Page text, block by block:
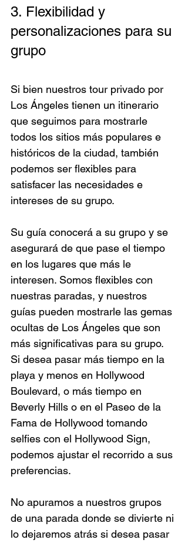
3. Flexibilidad y
personalizaciones para su
grupo
Si bien nuestros tour privado por
Los Ángeles tienen un itinerario
que seguimos para mostrarle
todos los sitios más populares e
históricos de la ciudad, también
podemos ser flexibles para
satisfacer las necesidades e
intereses de su grupo.
Su guía conocerá a su grupo y se
asegurará de que pase el tiempo
en los lugares que más le
interesen. Somos flexibles con
nuestras paradas, y nuestros
guías pueden mostrarle las gemas
ocultas de Los Ángeles que son
más significativas para su grupo.
Si desea pasar más tiempo en la
playa y menos en Hollywood
Boulevard, o más tiempo en
Beverly Hills o en el Paseo de la
Fama de Hollywood tomando
selfies con el Hollywood Sign,
podemos ajustar el recorrido a sus
preferencias.
No apuramos a nuestros grupos
de una parada donde se divierte ni
lo dejaremos atrás si desea pasar